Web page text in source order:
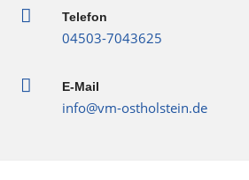
 Telefon
04503-7043625
 E-Mail
info@vm-ostholstein.de